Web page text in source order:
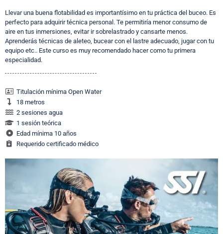
Llevar una buena flotabilidad es importantísimo en tu práctica del buceo. Es
perfecto para adquirir técnica personal. Te permitiría menor consumo de
aire en tus inmersiones, evitar ir sobrelastrado y cansarte menos.
Aprenderás técnicas de aleteo, bucear con el lastre adecuado, jugar con tu
equipo etc.. Este curso es muy recomendado hacer como tu primera
especialidad.
Titulación mínima Open Water
18 metros
2 sesiones agua
1 sesión teórica
Edad mínima 10 años
Requerido certificado médico